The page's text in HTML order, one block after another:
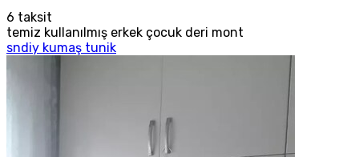
6 taksit
temiz kullanılmış erkek çocuk deri mont
sndiy kumaş tunik